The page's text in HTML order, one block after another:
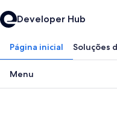
Developer Hub
Página inicial Soluções
Menu